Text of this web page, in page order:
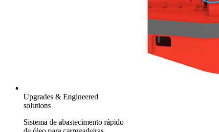
Upgrades & Engineered
solutions
Sistema de abastecimento rápido